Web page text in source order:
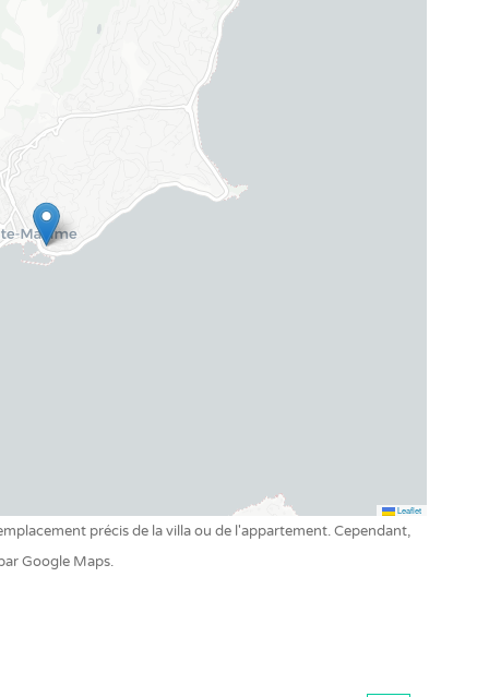
Leaflet
précis de la villa ou de l'appartement. Cependant,
Google Maps.